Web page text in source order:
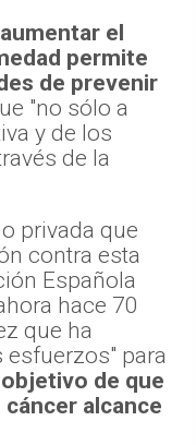
aumentar el
permite
de prevenir
"no sólo a
y de los
de la
privada que
contra esta
Española
hace 70
que ha
esfuerzos" para
objetivo de que
alcance